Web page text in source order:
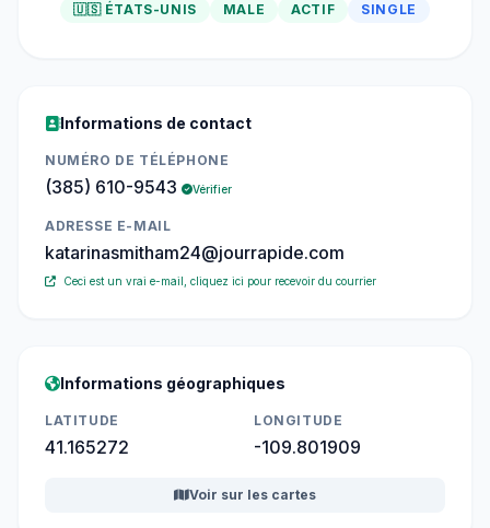
🇺🇸 ÉTATS-UNIS MALE ACTIF SINGLE
Informations de contact
NUMÉRO DE TÉLÉPHONE
(385) 610-9543 Vérifier
ADRESSE E-MAIL
katarinasmitham24@jourrapide.com
Ceci est un vrai e-mail, cliquez ici pour recevoir du courrier
Informations géographiques
LATITUDE
41.165272
LONGITUDE
-109.801909
Voir sur les cartes